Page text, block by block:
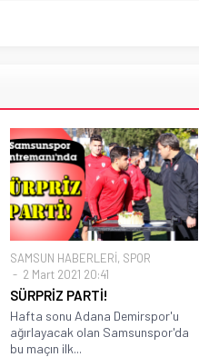
SAMSUN HABERLERİ, SPOR
2 Mart 2021 20:41
SÜRPRİZ PARTİ!
Hafta sonu Adana Demirspor'u
ağırlayacak olan Samsunspor'da
bu maçın ilk...